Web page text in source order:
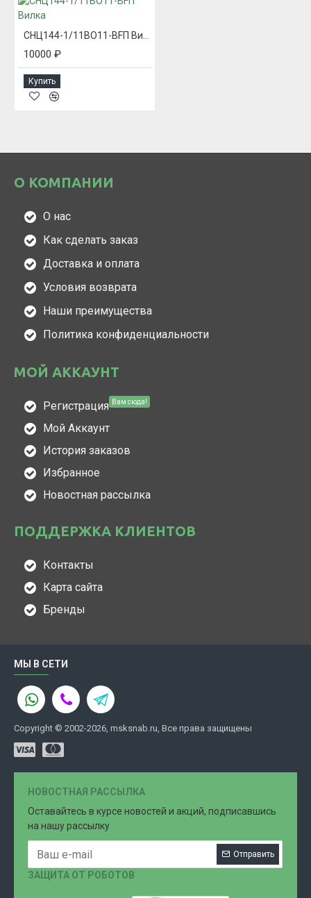
СНЦ144-1/11ВО11-BFП Вилка
10000 ₽
Купить
О КОМПАНИИ
О нас
Как сделать заказ
Доставка и оплата
Условия возврата
Наши преимущества
Политика конфиденциальности
МОЙ АККАУНТ
Регистрация Вам сюда!
Мой Аккаунт
История заказов
Избранное
Новостная рассылка
ПОДДЕРЖКА КЛИЕНТОВ
Контакты
Карта сайта
Бренды
МЫ В СЕТИ
Copyright © 2002-2026, msksnab.ru, Все права защищены
НОВОСТНАЯ РАССЫЛКА
Оставайтесь в курсе новостей и акций, подписавшись
на нашу рассылку
Отправить
ЗАЩИТА ОТ РОБОТОВ